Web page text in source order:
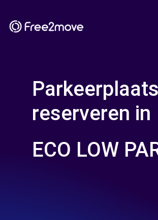
Parkeerplaats
reserveren in
ECO LOW